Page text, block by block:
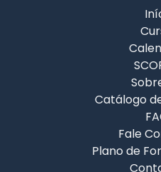
Catálogo
Fale
Plano de